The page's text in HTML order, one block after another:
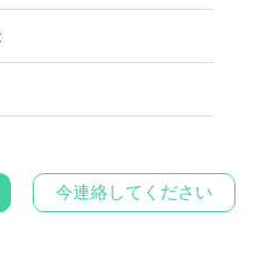
今連絡してください